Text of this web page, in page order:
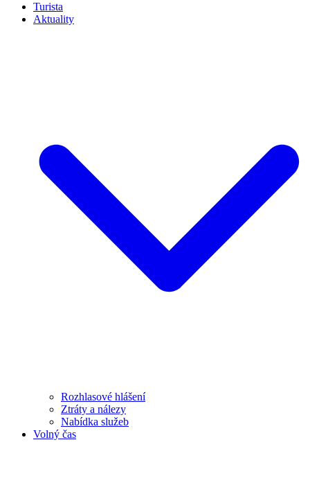
Turista
Aktuality
Rozhlasové hlášení
Ztráty a nálezy
Nabídka služeb
Volný čas